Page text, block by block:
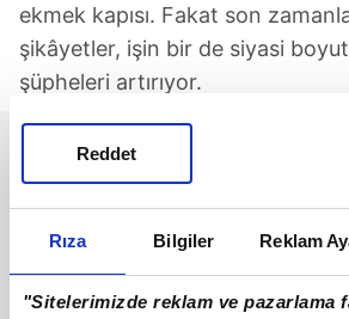
Rıza Bilgiler Reklam
"Sitelerimizde reklam ve pazarlama
Reddet
ekmek kapısı. Fakat son
şikâyetler, işin bir de siyasi
şüpheleri artırıyor.